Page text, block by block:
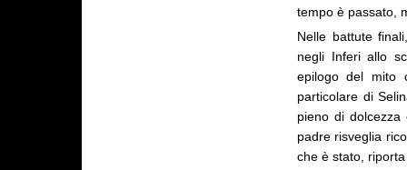
tempo è passato,
Nelle battute
negli Inferi allo
epilogo del mito
particolare di
pieno di
padre risveglia
che è stato,